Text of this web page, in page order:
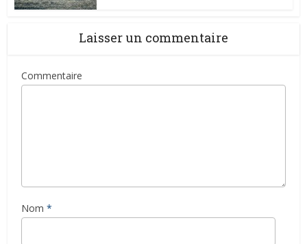
Laisser un commentaire
Commentaire
Nom *